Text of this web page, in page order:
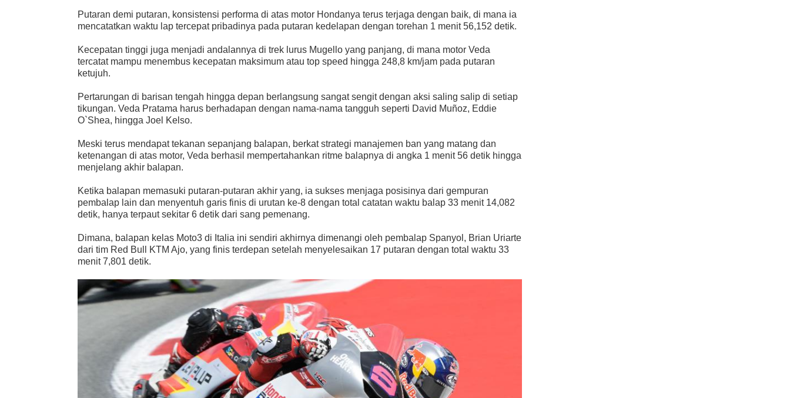
Putaran demi putaran, konsistensi performa di atas motor Hondanya terus terjaga dengan baik, di mana ia
mencatatkan waktu lap tercepat pribadinya pada putaran kedelapan dengan torehan 1 menit 56,152 detik.
Kecepatan tinggi juga menjadi andalannya di trek lurus Mugello yang panjang, di mana motor Veda
tercatat mampu menembus kecepatan maksimum atau top speed hingga 248,8 km/jam pada putaran
ketujuh.
Pertarungan di barisan tengah hingga depan berlangsung sangat sengit dengan aksi saling salip di setiap
tikungan. Veda Pratama harus berhadapan dengan nama-nama tangguh seperti David Muñoz, Eddie
O`Shea, hingga Joel Kelso.
Meski terus mendapat tekanan sepanjang balapan, berkat strategi manajemen ban yang matang dan
ketenangan di atas motor, Veda berhasil mempertahankan ritme balapnya di angka 1 menit 56 detik hingga
menjelang akhir balapan.
Ketika balapan memasuki putaran-putaran akhir yang, ia sukses menjaga posisinya dari gempuran
pembalap lain dan menyentuh garis finis di urutan ke-8 dengan total catatan waktu balap 33 menit 14,082
detik, hanya terpaut sekitar 6 detik dari sang pemenang.
Dimana, balapan kelas Moto3 di Italia ini sendiri akhirnya dimenangi oleh pembalap Spanyol, Brian Uriarte
dari tim Red Bull KTM Ajo, yang finis terdepan setelah menyelesaikan 17 putaran dengan total waktu 33
menit 7,801 detik.